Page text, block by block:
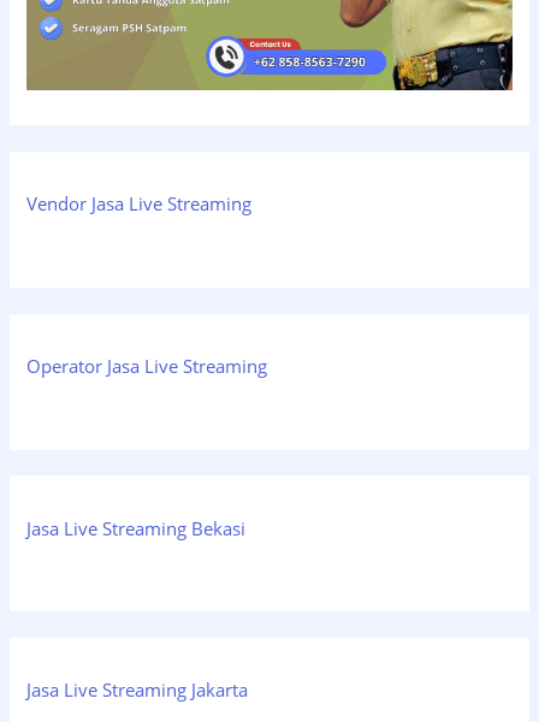
Vendor Jasa Live Streaming
Operator Jasa Live Streaming
Jasa Live Streaming Bekasi
Jasa Live Streaming Jakarta